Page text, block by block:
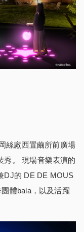
絲廠西置繭所前廣場
秀。 現場音樂表演的
DJ的 DE DE MOUS
體bala，以及活躍